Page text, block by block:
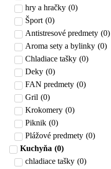
hry a hračky (0)
Šport (0)
Antistresové predmety (0)
Aroma sety a bylinky (0)
Chladiace tašky (0)
Deky (0)
FAN predmety (0)
Gril (0)
Krokomery (0)
Piknik (0)
Plážové predmety (0)
Kuchyňa (0)
chladiace tašky (0)